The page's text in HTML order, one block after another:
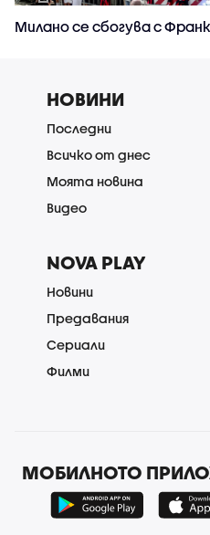
Милано се сбогува с
НОВИНИ
Последни
Всичко от днес
Моята новина
Видео
NOVA PLAY
Новини
Предавания
Сериали
Филми
МОБИЛНОТО